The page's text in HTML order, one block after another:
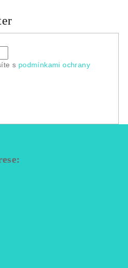
s podmínkami ochrany